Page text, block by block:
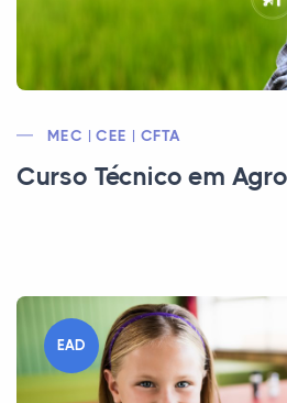
MEC | CEE | CFTA
Curso Técnico em
EAD